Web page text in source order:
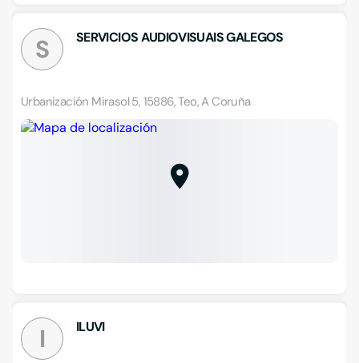
S SERVICIOS AUDIOVISUAIS GALEGOS
Urbanización Mirasol 5, 15886, Teo, A Coruña
I ILUVI